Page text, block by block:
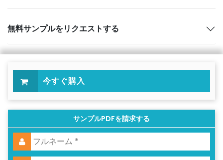
無料サンプルをリクエストする
今すぐ購入
サンプルPDFを請求する